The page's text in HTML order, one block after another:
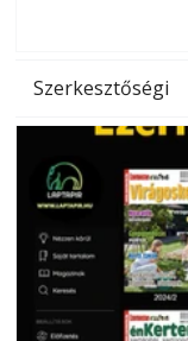
Szerkesztőségi